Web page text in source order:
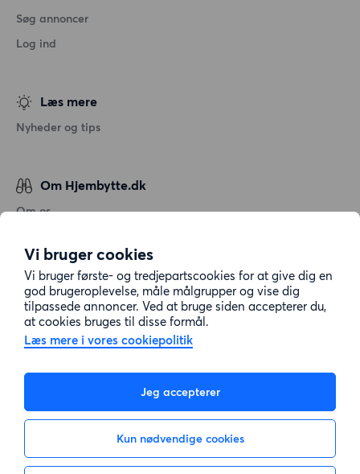
Vi bruger cookies
Vi bruger første- og tredjepartscookies for at give dig en
god brugeroplevelse, måle målgrupper og vise dig
tilpassede annoncer. Ved at bruge siden accepterer du,
at cookies bruges til disse formål.
Læs mere i vores cookiepolitik
Jeg accepterer
Kun nødvendige cookies
Søg annoncer
Log ind
Læs mere
Nyheder og tips
Om Hjembytte.dk
Om os
Behandling af personoplysninger
Cookiepolitik
Sitemap
E-mail: